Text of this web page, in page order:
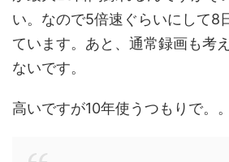
い。なので5倍速ぐらいにして8
ています。あと、通常録画も考
ないです。
高いですが10年使うつもりで。。